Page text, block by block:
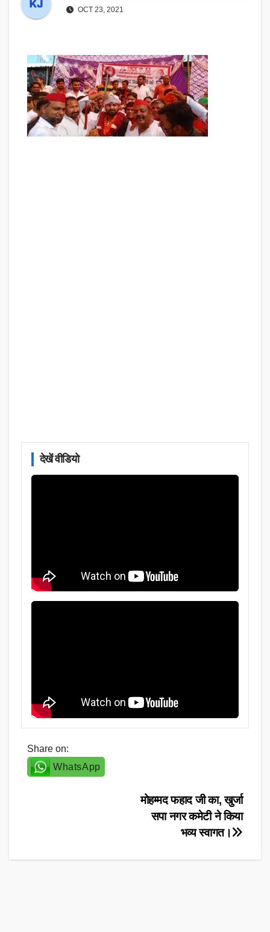
OCT 23, 2021
देखें वीडियो
Share on:
WhatsApp
मोहम्मद फहाद जी का, खुर्जा
सपा नगर कमेटी ने किया
भव्य स्वागत।